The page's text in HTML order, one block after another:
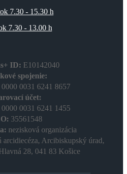
7.30 - 15.30 h
7.30 - 13.00 h
ID: E10142040
spojenie:
0031 6241 8657
účet:
0031 6241 1455
35561548
nezisková organizácia
arcidiecéza, Arcibiskupský úrad,
28, 041 83 Košice